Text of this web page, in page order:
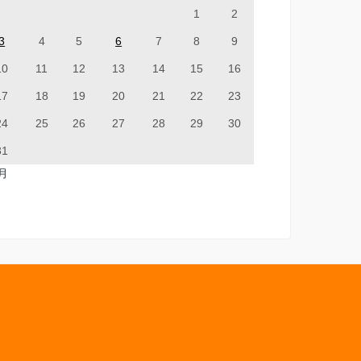
1 2
4 5 6 7 8 9
11 12 13 14 15 16
18 19 20 21 22 23
25 26 27 28 29 30